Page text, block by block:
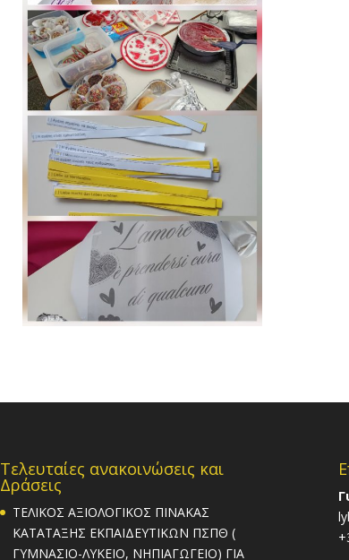
Τελευταίες ανακοινώσεις και
Δράσεις
ΤΕΛΙΚΟΣ ΑΞΙΟΛΟΓΙΚΟΣ ΠΙΝΑΚΑΣ
ΚΑΤΑΤΑΞΗΣ ΕΚΠΑΙΔΕΥΤΙΚΩΝ ΠΣΠΘ (
ΓΥΜΝΑΣΙΟ-ΛΥΚΕΙΟ, ΝΗΠΙΑΓΩΓΕΙΟ) ΓΙΑ